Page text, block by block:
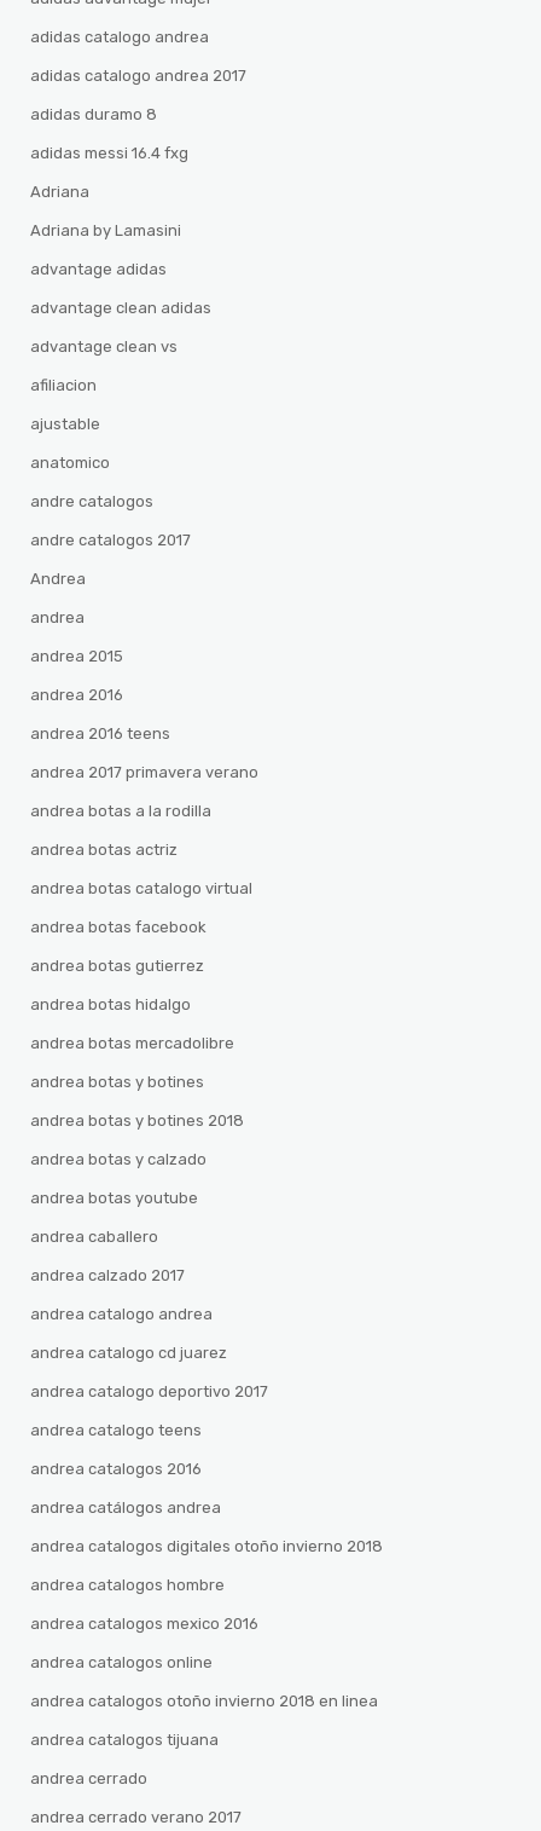
adidas catalogo andrea
adidas catalogo andrea 2017
adidas duramo 8
adidas messi 16.4 fxg
Adriana
Adriana by Lamasini
advantage adidas
advantage clean adidas
advantage clean vs
afiliacion
ajustable
anatomico
andre catalogos
andre catalogos 2017
Andrea
andrea
andrea 2015
andrea 2016
andrea 2016 teens
andrea 2017 primavera verano
andrea botas a la rodilla
andrea botas actriz
andrea botas catalogo virtual
andrea botas facebook
andrea botas gutierrez
andrea botas hidalgo
andrea botas mercadolibre
andrea botas y botines
andrea botas y botines 2018
andrea botas y calzado
andrea botas youtube
andrea caballero
andrea calzado 2017
andrea catalogo andrea
andrea catalogo cd juarez
andrea catalogo deportivo 2017
andrea catalogo teens
andrea catalogos 2016
andrea catálogos andrea
andrea catalogos digitales otoño invierno 2018
andrea catalogos hombre
andrea catalogos mexico 2016
andrea catalogos online
andrea catalogos otoño invierno 2018 en linea
andrea catalogos tijuana
andrea cerrado
andrea cerrado verano 2017